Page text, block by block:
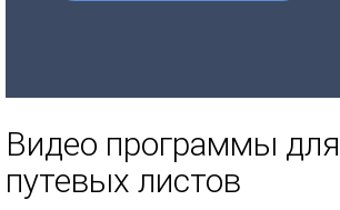
Видео программы
путевых листов